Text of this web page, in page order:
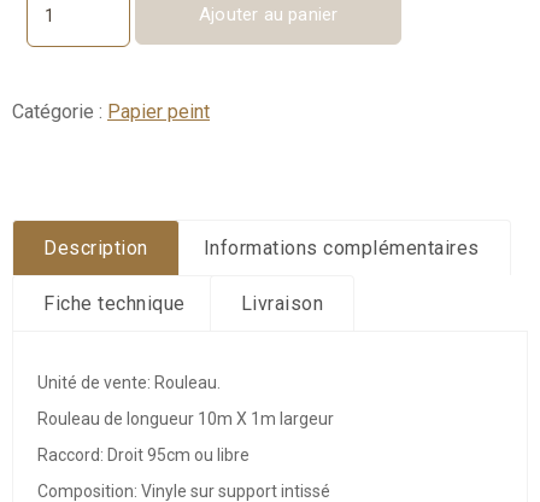
quantité
de
Ajouter au panier
Catégorie : Papier peint
Description Informations complémentaires
Fiche technique Livraison
Unité de vente: Rouleau.
Rouleau de longueur 10m X 1m largeur
Raccord: Droit 95cm ou libre
Composition: Vinyle sur support intissé